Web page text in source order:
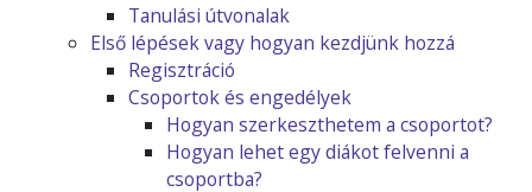
Tanulási útvonalak
Első lépések vagy hogyan kezdjünk hozzá
Regisztráció
Csoportok és engedélyek
Hogyan szerkeszthetem a csoportot?
Hogyan lehet egy diákot felvenni a
csoportba?